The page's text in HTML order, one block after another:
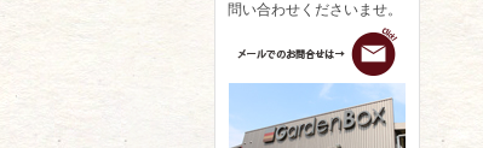
問い合わせくださいませ。